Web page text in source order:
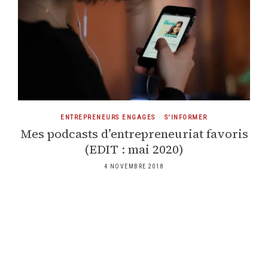
ENTREPRENEURS ENGAGES • S'INFORMER
Mes podcasts d’entrepreneuriat favoris
(EDIT : mai 2020)
4 NOVEMBRE 2018